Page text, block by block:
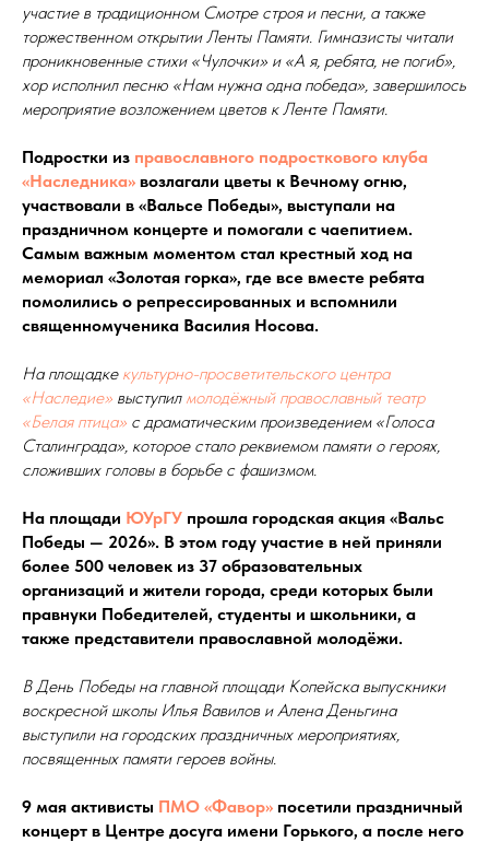
участие в традиционном Смотре строя и песни, а также
торжественном открытии Ленты Памяти. Гимназисты читали
проникновенные стихи «Чулочки» и «А я, ребята, не погиб»,
хор исполнил песню «Нам нужна одна победа», завершилось
мероприятие возложением цветов к Ленте Памяти.
Подростки из православного подросткового клуба
«Наследника» возлагали цветы к Вечному огню,
участвовали в «Вальсе Победы», выступали на
праздничном концерте и помогали с чаепитием.
Самым важным моментом стал крестный ход на
мемориал «Золотая горка», где все вместе ребята
помолились о репрессированных и вспомнили
священномученика Василия Носова.
На площадке культурно-просветительского центра
«Наследие» выступил молодёжный православный театр
«Белая птица» с драматическим произведением «Голоса
Сталинграда», которое стало реквиемом памяти о героях,
сложивших головы в борьбе с фашизмом.
На площади ЮУрГУ прошла городская акция «Вальс
Победы — 2026». В этом году участие в ней приняли
более 500 человек из 37 образовательных
организаций и жители города, среди которых были
правнуки Победителей, студенты и школьники, а
также представители православной молодёжи.
В День Победы на главной площади Копейска выпускники
воскресной школы Илья Вавилов и Алена Деньгина
выступили на городских праздничных мероприятиях,
посвященных памяти героев войны.
9 мая активисты ПМО «Фавор» посетили праздничный
концерт в Центре досуга имени Горького, а после него